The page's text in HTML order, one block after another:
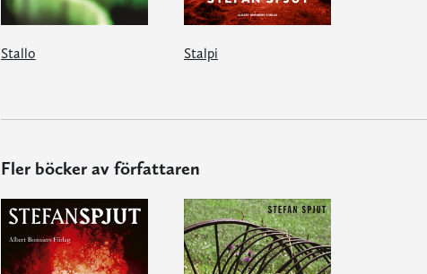
Stallo Stalpi
Fler böcker av författaren